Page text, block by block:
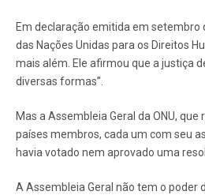
Em declaração emitida em setembro
das Nações Unidas para os Direitos
mais além. Ele afirmou que a justiça
diversas formas”.
Mas a Assembleia Geral da ONU,
países membros, cada um com seu
havia votado nem aprovado uma
A Assembleia Geral não tem o poder